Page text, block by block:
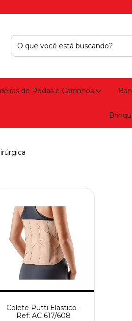
de Rodas e Carrinhos
Colete Putti Elastico -
Ref: AC 617/608